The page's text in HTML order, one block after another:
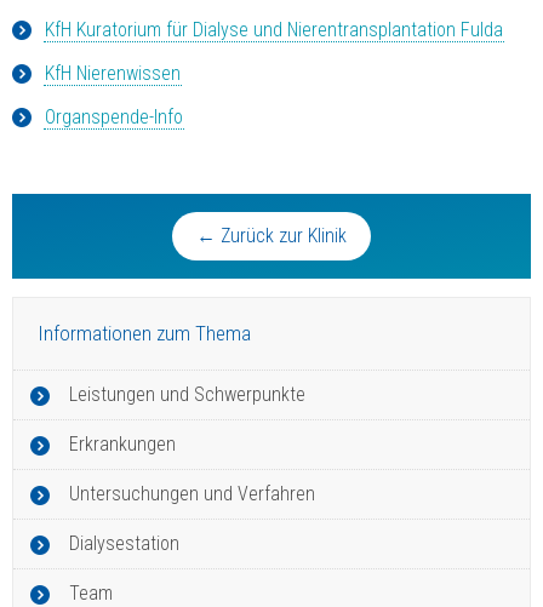
← Zurück zur Klinik
Informationen zum Thema
Leistungen und Schwerpunkte
Erkrankungen
Untersuchungen und Verfahren
Dialysestation
Team
KfH Kuratorium für Dialyse und Nierentransplantation Fulda
KfH Nierenwissen
Organspende-Info